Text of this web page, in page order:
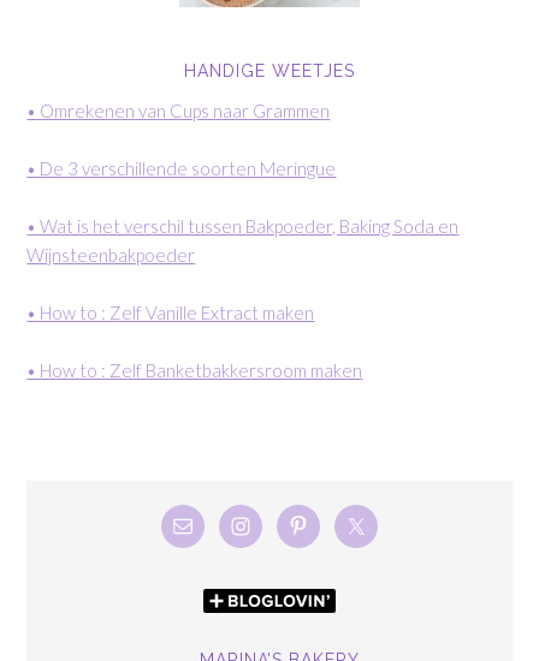
HANDIGE WEETJES
• Omrekenen van Cups naar Grammen
• De 3 verschillende soorten Meringue
• Wat is het verschil tussen Bakpoeder, Baking Soda en
Wijnsteenbakpoeder
• How to : Zelf Vanille Extract maken
• How to : Zelf Banketbakkersroom maken